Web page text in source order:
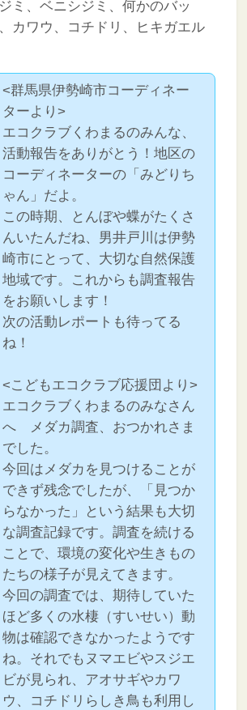
ミ、ベニシジミ、何かのバッ
カワウ、コチドリ、ヒキガエル
<群馬県伊勢崎市コーディネー
ターより>
エコクラブくわまるのみんな、
活動報告をありがとう！地区の
コーディネーターの「みどりち
ゃん」だよ。
この時期、とんぼや蝶がたくさ
んいたんだね、男井戸川は伊勢
崎市にとって、大切な自然保護
地域です。これからも調査報告
をお願いします！
次の活動レポートも待ってる
ね！
<こどもエコクラブ応援団より>
エコクラブくわまるのみなさん
へ メダカ調査、おつかれさま
でした。
今回はメダカを見つけることが
できず残念でしたが、「見つか
らなかった」という結果も大切
な調査記録です。調査を続ける
ことで、環境の変化や生きもの
たちの様子が見えてきます。
今回の調査では、期待していた
ほど多くの水棲（すいせい）動
物は確認できなかったようです
ね。それでもヌマエビやスジエ
ビが見られ、アオサギやカワ
ウ、コチドリらしき鳥も利用し